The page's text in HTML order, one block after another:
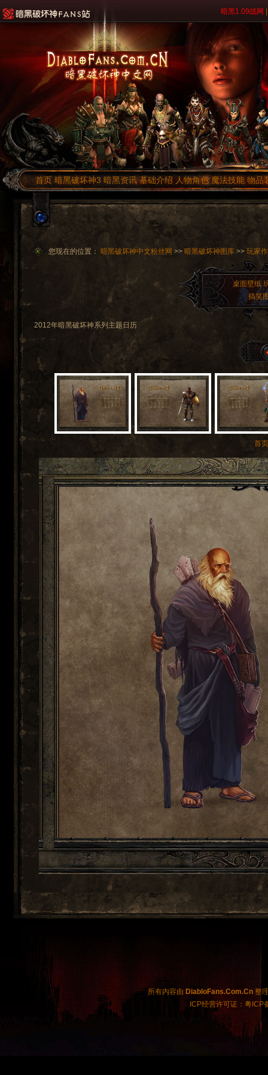
暗黑1.09战网
首页暗黑破坏神3 暗黑资讯基础介绍 人物角色魔法技能物品
您现在的位置： 暗黑破坏神中文粉丝网 >> 暗黑破坏神图库 >> 玩家
桌面壁纸
搞笑
2012年暗黑破坏神系列主题日历
首
所有内容由 DiabloFans.Com.Cn 整
ICP经营许可证：粤